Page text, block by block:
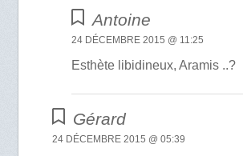
Antoine
24 DÉCEMBRE 2015 @ 11:25
Esthète libidineux, Aramis ..?
Gérard
24 DÉCEMBRE 2015 @ 05:39